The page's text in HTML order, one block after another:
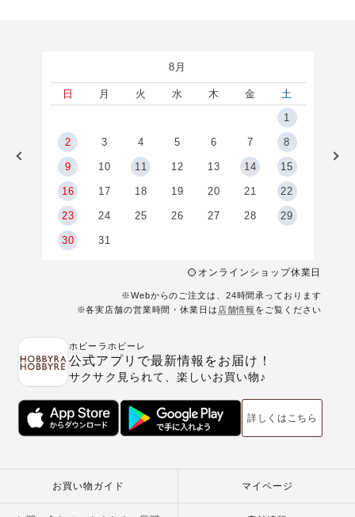
8月
日 月 火 水 木 金
土
1
2 3 4 5 6 7 8
9 10 11 12 13 14 15
16 17 18 19 20 21 22
23 24 25 26 27 28 29
30 31
オンラインショップ休業日
※Webからのご注文は、24時間承っております
※各実店舗の営業時間・休業日は 店舗情報 をご覧ください
ホビーラホビーレ
公式アプリで最新情報をお届け！
サクサク見られて、楽しいお買い物♪
詳しくはこちら
お買い物ガイド マイページ